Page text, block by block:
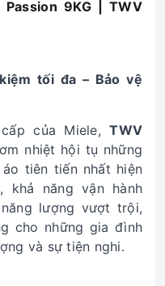
9KG | TWV
tối đa – Bảo vệ
cấp của Miele,TWV
nhiệt hội tụ những
tiên tiến nhất hiện
khả năng vận hành
lượng vượt trội,
cho những gia đình
và sự tiện nghi.